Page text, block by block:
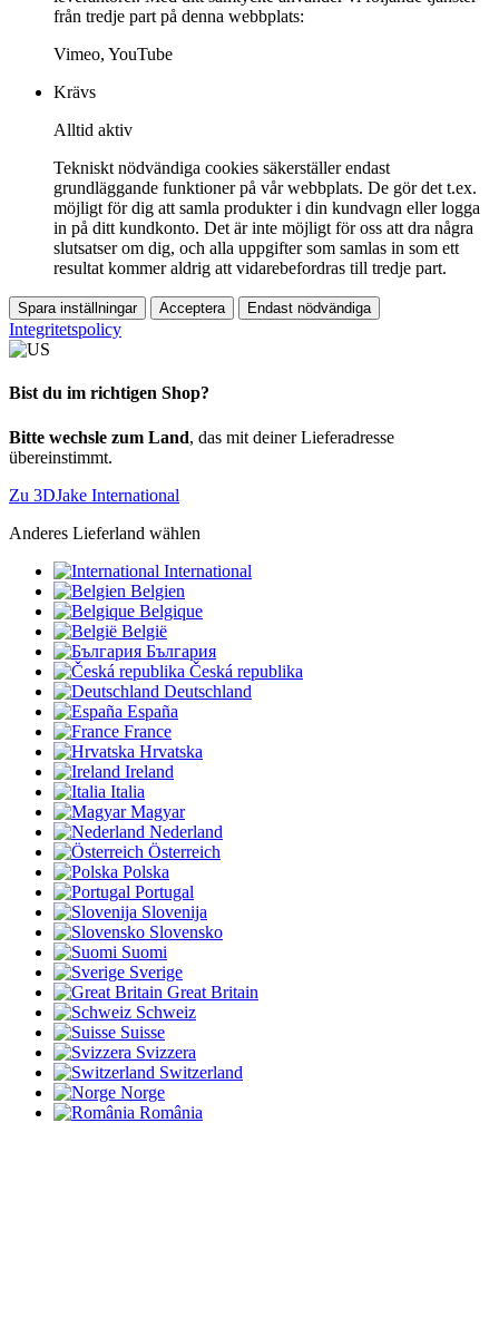
från tredje part på denna webbplats:
Vimeo, YouTube
Krävs
Alltid aktiv
Tekniskt nödvändiga cookies säkerställer endast
grundläggande funktioner på vår webbplats. De gör det t.ex.
möjligt för dig att samla produkter i din kundvagn eller logga
in på ditt kundkonto. Det är inte möjligt för oss att dra några
slutsatser om dig, och alla uppgifter som samlas in som ett
resultat kommer aldrig att vidarebefordras till tredje part.
Spara inställningar Acceptera Endast nödvändiga
Integritetspolicy
Bist du im richtigen Shop?
Bitte wechsle zum Land, das mit deiner Lieferadresse
übereinstimmt.
Zu 3DJake International
Anderes Lieferland wählen
International
Belgien
Belgique
België
България
Česká republika
Deutschland
España
France
Hrvatska
Ireland
Italia
Magyar
Nederland
Österreich
Polska
Portugal
Slovenija
Slovensko
Suomi
Sverige
Great Britain
Schweiz
Suisse
Svizzera
Switzerland
Norge
România